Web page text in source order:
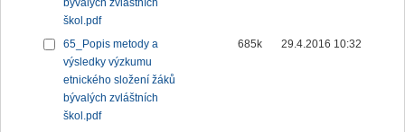
bývalých zvláštních
škol.pdf
65_Popis metody a
výsledky výzkumu
etnického složení žáků
bývalých zvláštních
škol.pdf
685k 29.4.2016 10:32